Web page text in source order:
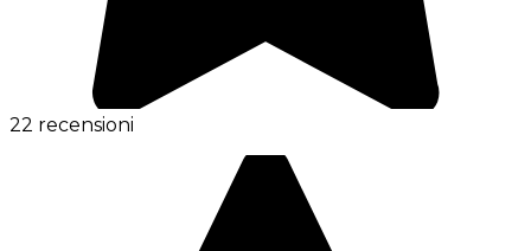
22 recensioni